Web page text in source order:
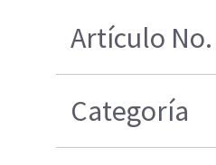
Artículo No.
Categoría